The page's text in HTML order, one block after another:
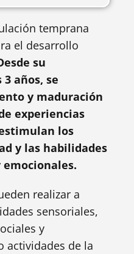
temprana
el desarrollo
su
años, se
y maduración
experiencias
los
y las habilidades
realizar a
sensoriales,
y
actividades de la